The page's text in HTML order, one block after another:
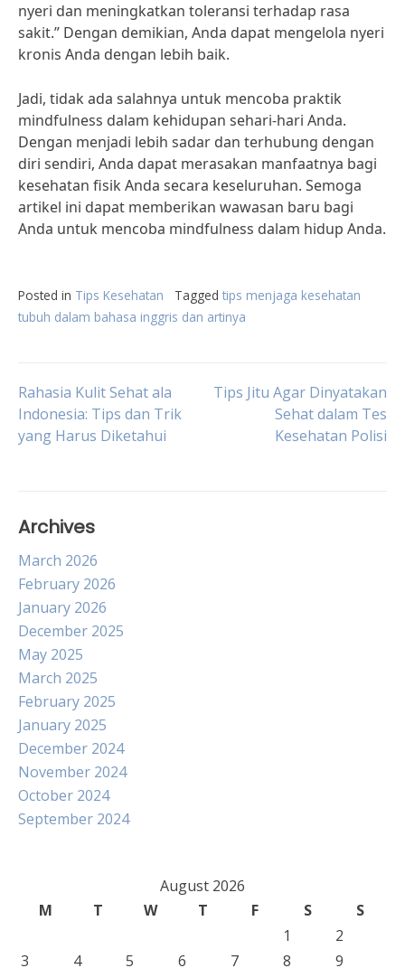
nyeri dan meningkatkan toleransi terhadap rasa
sakit.” Dengan demikian, Anda dapat mengelola nyeri
kronis Anda dengan lebih baik.
Jadi, tidak ada salahnya untuk mencoba praktik
mindfulness dalam kehidupan sehari-hari Anda.
Dengan menjadi lebih sadar dan terhubung dengan
diri sendiri, Anda dapat merasakan manfaatnya bagi
kesehatan fisik Anda secara keseluruhan. Semoga
artikel ini dapat memberikan wawasan baru bagi
Anda untuk mencoba mindfulness dalam hidup Anda.
Posted in Tips Kesehatan Tagged tips menjaga kesehatan
tubuh dalam bahasa inggris dan artinya
Post
navigation
Rahasia Kulit Sehat ala
Indonesia: Tips dan Trik
yang Harus Diketahui
Tips Jitu Agar Dinyatakan
Sehat dalam Tes
Kesehatan Polisi
Archives
March 2026
February 2026
January 2026
December 2025
May 2025
March 2025
February 2025
January 2025
December 2024
November 2024
October 2024
September 2024
August 2026
M
T W T F S
S
1
2
3
4 5 6 7 8
9